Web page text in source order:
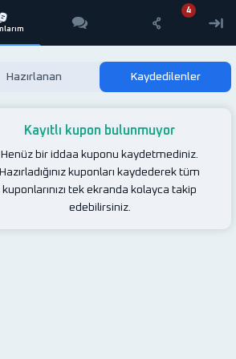
Hazırlanan Kaydedilenler
Kayıtlı kupon bulunmuyor
Henüz bir iddaa kuponu kaydetmediniz.
Hazırladığınız kuponları kaydederek tüm
kuponlarınızı tek ekranda kolayca takip
edebilirsiniz.